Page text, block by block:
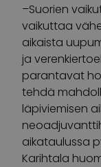
–Suorien
vaikuttaa
aikaista
ja
parantavat
tehdä
läpiviemisen
aikataulussa
Karihtala